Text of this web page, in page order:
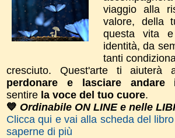
viaggio alla
valore, della
questa vita
identità, da
tanti
cresciuto. Quest'arte ti aiuterà
perdonare e lasciare andareil
sentire la voce del tuo cuore.
💙 Ordinabile ON LINE e nelle
Clicca qui e vai alla scheda del
saperne di più